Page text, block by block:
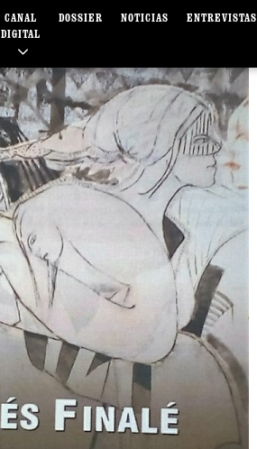
CANAL
DIGITAL
DOSSIER NOTICIAS ENTREVISTAS